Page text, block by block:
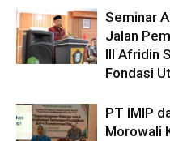
Seminar
Jalan
III Afridin
Fondasi
PT IMIP
Morowali